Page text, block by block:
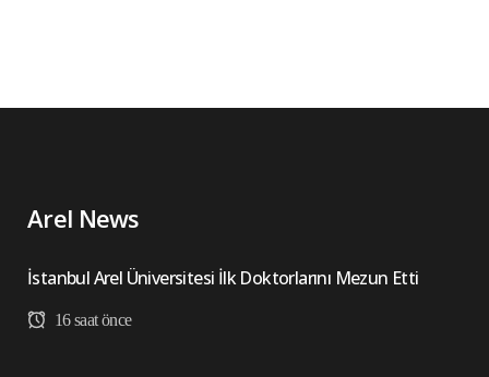
Arel News
İstanbul Arel Üniversitesi İlk Doktorlarını Mezun Etti
16 saat önce